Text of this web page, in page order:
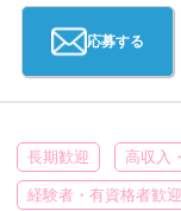
応募する
長期歓迎 高収入
経験者・有資格者歓迎